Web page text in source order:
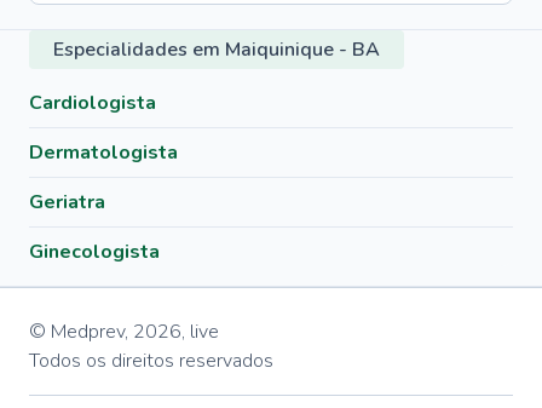
Especialidades em Maiquinique - BA
Cardiologista
Dermatologista
Geriatra
Ginecologista
© Medprev, 2026, live
Todos os direitos reservados